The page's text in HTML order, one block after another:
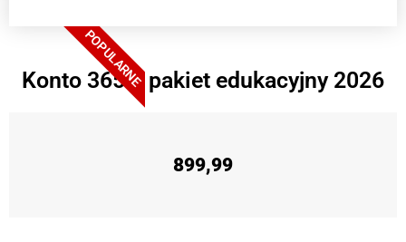
POPULARNE
Konto 365 + pakiet edukacyjny 2026
899,99